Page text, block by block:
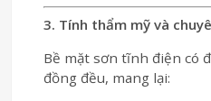
3. Tính thẩm mỹ và
Bề mặt sơn tĩnh điện có
đồng đều, mang lại: